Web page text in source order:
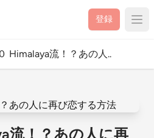
登録
Himalaya流！？あの人..
流！？あの人に再